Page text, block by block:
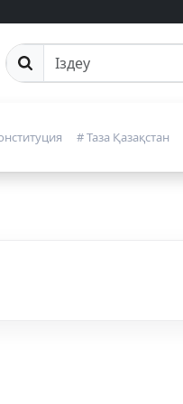
Сайттан іздеу
# Таза Қазақстан